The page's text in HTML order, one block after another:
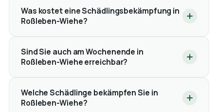
Was kostet eine Schädlingsbekämpfung in
Roßleben-Wiehe?
Sind Sie auch am Wochenende in
Roßleben-Wiehe erreichbar?
Welche Schädlinge bekämpfen Sie in
Roßleben-Wiehe?